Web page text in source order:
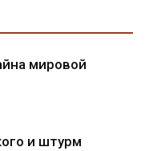
мировой
и штурм